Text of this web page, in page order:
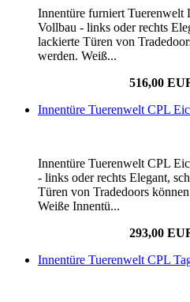
Innentüre furniert Tuerenwelt
Vollbau - links oder rechts
lackierte Türen von
werden. Weiß...
516,00
Innentüre Tuerenwelt CPL
Innentüre Tuerenwelt CPL
- links oder rechts Elegant,
Türen von Tradedoors
Weiße Innentü...
293,00
Innentüre Tuerenwelt CPL